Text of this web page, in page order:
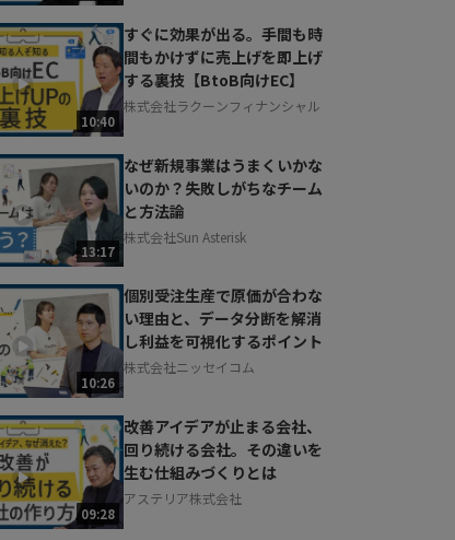
10:40
すぐに効果が出る。手間も時
間もかけずに売上げを即上げ
する裏技【BtoB向けEC】
株式会社ラクーンフィナンシャル
13:17
なぜ新規事業はうまくいかな
いのか？失敗しがちなチーム
と方法論
株式会社Sun Asterisk
10:26
個別受注生産で原価が合わな
い理由と、データ分断を解消
し利益を可視化するポイント
株式会社ニッセイコム
09:28
改善アイデアが止まる会社、
回り続ける会社。その違いを
生む仕組みづくりとは
アステリア株式会社